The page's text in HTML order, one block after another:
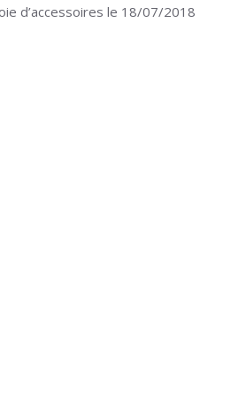
d’accessoires le 18/07/2018